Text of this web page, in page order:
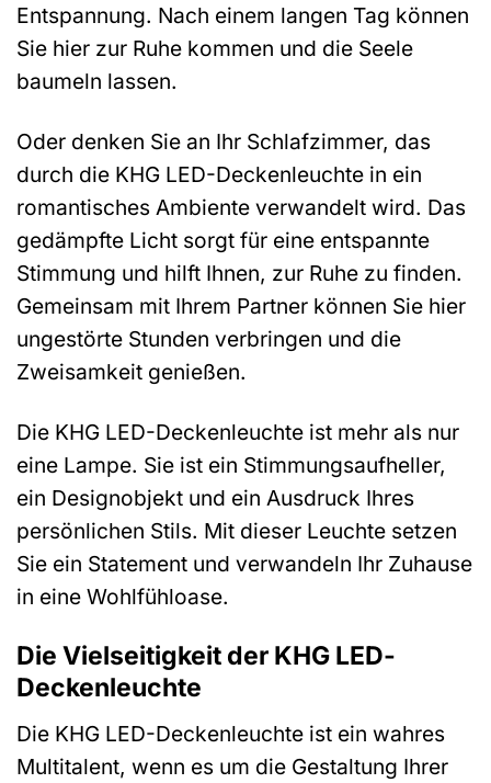
Entspannung. Nach einem langen Tag können
Sie hier zur Ruhe kommen und die Seele
baumeln lassen.
Oder denken Sie an Ihr Schlafzimmer, das
durch die KHG LED-Deckenleuchte in ein
romantisches Ambiente verwandelt wird. Das
gedämpfte Licht sorgt für eine entspannte
Stimmung und hilft Ihnen, zur Ruhe zu finden.
Gemeinsam mit Ihrem Partner können Sie hier
ungestörte Stunden verbringen und die
Zweisamkeit genießen.
Die KHG LED-Deckenleuchte ist mehr als nur
eine Lampe. Sie ist ein Stimmungsaufheller,
ein Designobjekt und ein Ausdruck Ihres
persönlichen Stils. Mit dieser Leuchte setzen
Sie ein Statement und verwandeln Ihr Zuhause
in eine Wohlfühloase.
Die Vielseitigkeit der KHG LED-
Deckenleuchte
Die KHG LED-Deckenleuchte ist ein wahres
Multitalent, wenn es um die Gestaltung Ihrer